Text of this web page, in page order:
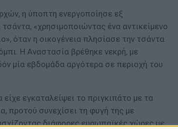
η ύποπτη ενεργοποίησε εξ
«χρησιμοποιώντας ένα αντικείμενο
όταν η οικογένεια πλησίασε την τσάντα
Η Αναστασία βρέθηκε νεκρή, με
μία εβδομάδα αργότερα σε περιοχή του
εγκαταλείψει το πριγκιπάτο με τα
προτού συνεχίσει τη φυγή της με
διάφορες ευρωπαϊκές χώρες με